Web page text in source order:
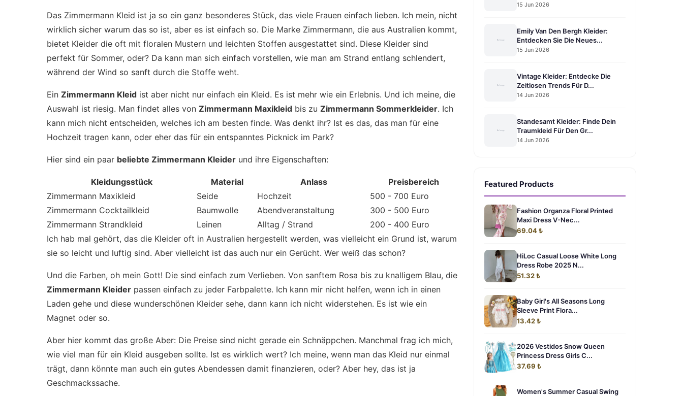
Das Zimmermann Kleid ist ja so ein ganz besonderes Stück, das viele Frauen einfach lieben. Ich mein, nicht
wirklich sicher warum das so ist, aber es ist einfach so. Die Marke Zimmermann, die aus Australien kommt,
bietet Kleider die oft mit floralen Mustern und leichten Stoffen ausgestattet sind. Diese Kleider sind
perfekt für Sommer, oder? Da kann man sich einfach vorstellen, wie man am Strand entlang schlendert,
während der Wind so sanft durch die Stoffe weht.
Ein Zimmermann Kleid ist aber nicht nur einfach ein Kleid. Es ist mehr wie ein Erlebnis. Und ich meine, die
Auswahl ist riesig. Man findet alles von Zimmermann Maxikleid bis zu Zimmermann Sommerkleider. Ich
kann mich nicht entscheiden, welches ich am besten finde. Was denkt ihr? Ist es das, das man für eine
Hochzeit tragen kann, oder eher das für ein entspanntes Picknick im Park?
Hier sind ein paar beliebte Zimmermann Kleider und ihre Eigenschaften:
Kleidungsstück Material Anlass
Preisbereich
Zimmermann Maxikleid
Seide Hochzeit
500 - 700 Euro
Zimmermann Cocktailkleid
Baumwolle Abendveranstaltung
300 - 500 Euro
Zimmermann Strandkleid
Leinen Alltag / Strand
200 - 400 Euro
Ich hab mal gehört, das die Kleider oft in Australien hergestellt werden, was vielleicht ein Grund ist, warum
sie so leicht und luftig sind. Aber vielleicht ist das auch nur ein Gerücht. Wer weiß das schon?
Und die Farben, oh mein Gott! Die sind einfach zum Verlieben. Von sanftem Rosa bis zu knalligem Blau, die
Zimmermann Kleider passen einfach zu jeder Farbpalette. Ich kann mir nicht helfen, wenn ich in einen
Laden gehe und diese wunderschönen Kleider sehe, dann kann ich nicht widerstehen. Es ist wie ein
Magnet oder so.
Aber hier kommt das große Aber: Die Preise sind nicht gerade ein Schnäppchen. Manchmal frag ich mich,
wie viel man für ein Kleid ausgeben sollte. Ist es wirklich wert? Ich meine, wenn man das Kleid nur einmal
trägt, dann könnte man auch ein gutes Abendessen damit finanzieren, oder? Aber hey, das ist ja
Geschmackssache.
15 Jun 2026
Emily Van Den Bergh Kleider:
Entdecken Sie Die Neues...
15 Jun 2026
Vintage Kleider: Entdecke Die
Zeitlosen Trends Für D...
14 Jun 2026
Standesamt Kleider: Finde Dein
Traumkleid Für Den Gr...
14 Jun 2026
Featured Products
Fashion Organza Floral Printed
Maxi Dress V-Nec...
69.04 ₺
HiLoc Casual Loose White Long
Dress Robe 2025 N...
51.32 ₺
Baby Girl's All Seasons Long
Sleeve Print Flora...
13.42 ₺
2026 Vestidos Snow Queen
Princess Dress Girls C...
37.69 ₺
Women's Summer Casual Swing